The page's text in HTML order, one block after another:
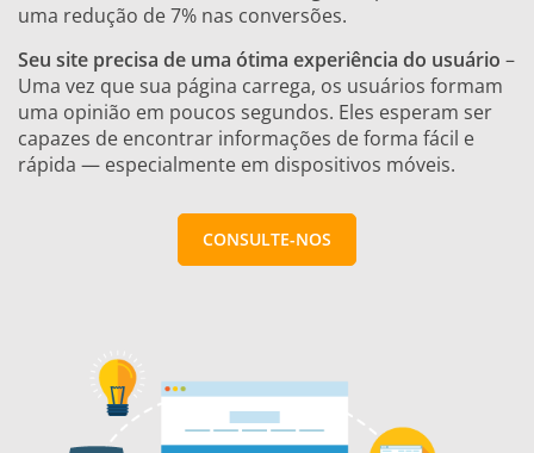
uma redução de 7% nas conversões.
Seu site precisa de uma ótima experiência do usuário –
Uma vez que sua página carrega, os usuários formam
uma opinião em poucos segundos. Eles esperam ser
capazes de encontrar informações de forma fácil e
rápida — especialmente em dispositivos móveis.
CONSULTE-NOS